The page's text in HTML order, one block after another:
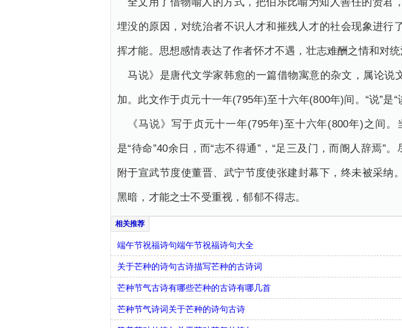
埋没的原因，对统治者不识人才和摧残人才的社会现象进
挥才能。思想感情表达了作者怀才不遇，壮志难酬之情和对
马说》是唐代文学家韩愈的一篇借物寓意的杂文，属论说
加。此文作于贞元十一年(795年)至十六年(800年)间。“说”是“
《马说》写于贞元十一年(795年)至十六年(800年)之间
是“待命”40余日，而“志不得通”，“足三及门，而阍人辞焉”
附于宣武节度使董晋、武宁节度使张建封幕下，终未被采
黑暗，才能之士不受重视，郁郁不得志。
端午节祝福诗句端午节祝福诗句大全
关于芒种的诗句古诗描写芒种的古诗词
芒种节气古诗有哪些芒种的古诗有哪几首
芒种节气诗词关于芒种的诗句古诗